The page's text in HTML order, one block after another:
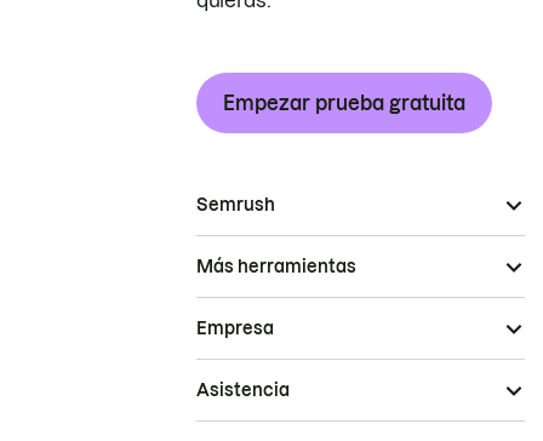
Empezar prueba gratuita
Semrush
Más herramientas
Empresa
Asistencia